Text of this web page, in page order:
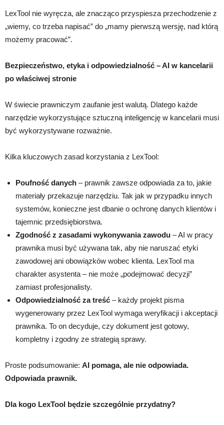
LexTool nie wyręcza, ale znacząco przyspiesza przechodzenie z
„wiemy, co trzeba napisać” do „mamy pierwszą wersję, nad którą
możemy pracować”.
Bezpieczeństwo, etyka i odpowiedzialność – AI w kancelarii
po właściwej stronie
W świecie prawniczym zaufanie jest walutą. Dlatego każde
narzędzie wykorzystujące sztuczną inteligencję w kancelarii musi
być wykorzystywane rozważnie.
Kilka kluczowych zasad korzystania z LexTool:
Poufność danych – prawnik zawsze odpowiada za to, jakie
materiały przekazuje narzędziu. Tak jak w przypadku innych
systemów, konieczne jest dbanie o ochronę danych klientów i
tajemnic przedsiębiorstwa.
Zgodność z zasadami wykonywania zawodu – AI w pracy
prawnika musi być używana tak, aby nie naruszać etyki
zawodowej ani obowiązków wobec klienta. LexTool ma
charakter asystenta – nie może „podejmować decyzji”
zamiast profesjonalisty.
Odpowiedzialność za treść – każdy projekt pisma
wygenerowany przez LexTool wymaga weryfikacji i akceptacji
prawnika. To on decyduje, czy dokument jest gotowy,
kompletny i zgodny ze strategią sprawy.
Proste podsumowanie: AI pomaga, ale nie odpowiada.
Odpowiada prawnik.
Dla kogo LexTool będzie szczególnie przydatny?